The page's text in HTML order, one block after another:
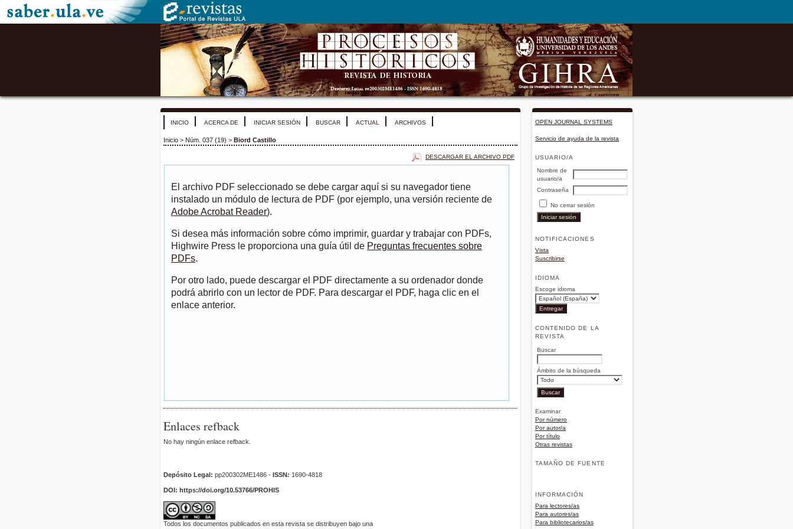
OPEN JOURNAL SYSTEMS
Servicio de ayuda de la revista
USUARIO/A
Nombre de
usuario/a
Contraseña
No cerrar sesión
NOTIFICACIONES
Vista
Suscribirse
IDIOMA
Escoge idioma
CONTENIDO DE LA
REVISTA
Buscar
Ámbito de la búsqueda
Examinar
Por número
Por autor/a
Por título
Otras revistas
TAMAÑO DE FUENTE
INFORMACIÓN
Para lectores/as
Para autores/as
Para bibliotecarios/as
INICIO ACERCA DE INICIAR SESIÓN BUSCAR ACTUAL ARCHIVOS
Inicio > Núm. 037 (19) > Biord Castillo
DESCARGAR EL ARCHIVO PDF
El archivo PDF seleccionado se debe cargar aquí si su navegador tiene
instalado un módulo de lectura de PDF (por ejemplo, una versión reciente de
Adobe Acrobat Reader).
Si desea más información sobre cómo imprimir, guardar y trabajar con PDFs,
Highwire Press le proporciona una guía útil de Preguntas frecuentes sobre
PDFs.
Por otro lado, puede descargar el PDF directamente a su ordenador donde
podrá abrirlo con un lector de PDF. Para descargar el PDF, haga clic en el
enlace anterior.
Enlaces refback
No hay ningún enlace refback.
Depósito Legal: pp200302ME1486 - ISSN: 1690-4818
DOI: https://doi.org/10.53766/PROHIS
Todos los documentos publicados en esta revista se distribuyen bajo una